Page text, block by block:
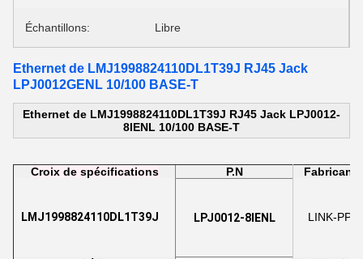
Échantillons: Libre
Ethernet de LMJ1998824110DL1T39J RJ45 Jack
LPJ0012GENL 10/100 BASE-T
Ethernet de LMJ1998824110DL1T39J RJ45 Jack LPJ0012-
8IENL 10/100 BASE-T
Croix de spécifications P.N Fabricant
LMJ1998824110DL1T39J LPJ0012-8IENL LINK-PP